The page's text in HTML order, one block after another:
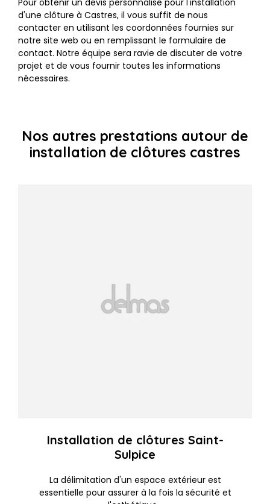
Pour obtenir un devis personnalisé pour l'installation
d'une clôture à Castres, il vous suffit de nous
contacter en utilisant les coordonnées fournies sur
notre site web ou en remplissant le formulaire de
contact. Notre équipe sera ravie de discuter de votre
projet et de vous fournir toutes les informations
nécessaires.
Nos autres prestations autour de
installation de clôtures castres
Installation de clôtures Saint-
Sulpice
La délimitation d'un espace extérieur est
essentielle pour assurer à la fois la sécurité et